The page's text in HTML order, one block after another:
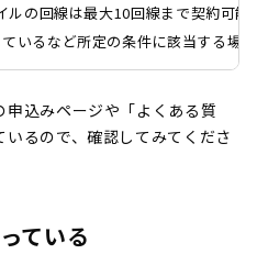
の回線は最大10回線まで契約可能
いるなど所定の条件に該当する場
込みページや「よくある質
るので、確認してみてくださ
ている